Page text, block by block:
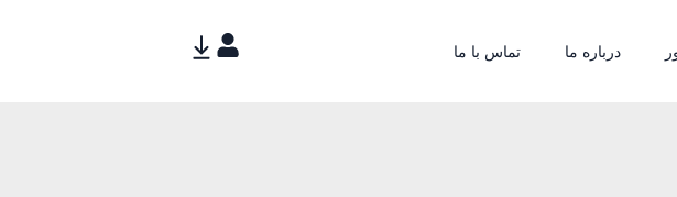
درباره ما تماس با ما